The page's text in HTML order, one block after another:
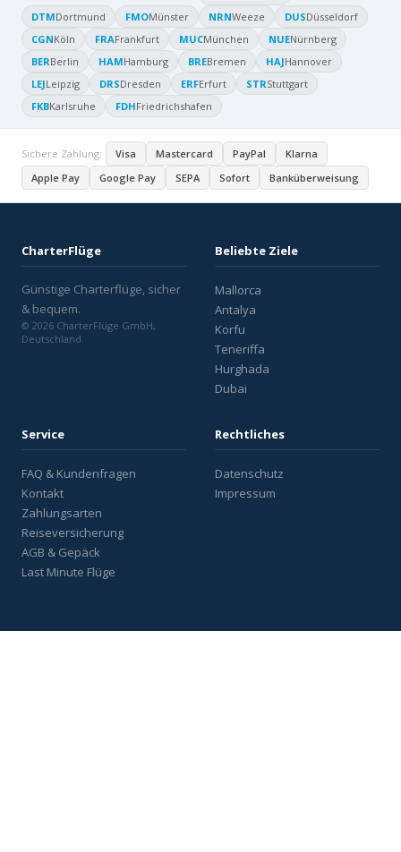
DTMDortmund FMOMünster NRNWeeze DUSDüsseldorf
CGNKöln FRAFrankfurt MUCMünchen NUENürnberg
BERBerlin HAMHamburg BREBremen HAJHannover
LEJLeipzig DRSDresden ERFErfurt STRStuttgart
FKBKarlsruhe FDHFriedrichshafen
Sichere Zahlung: Visa Mastercard PayPal
Klarna
Apple Pay
Google Pay SEPA Sofort Banküberweisung
CharterFlüge
Günstige Charterflüge, sicher
& bequem.
© 2026 CharterFlüge GmbH,
Deutschland
Beliebte Ziele
Mallorca
Antalya
Korfu
Teneriffa
Hurghada
Dubai
Service
FAQ & Kundenfragen
Kontakt
Zahlungsarten
Reiseversicherung
AGB & Gepäck
Last Minute Flüge
Rechtliches
Datenschutz
Impressum